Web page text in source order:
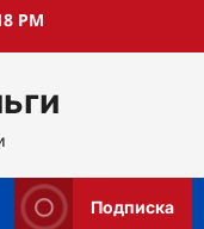
PM
Подписка